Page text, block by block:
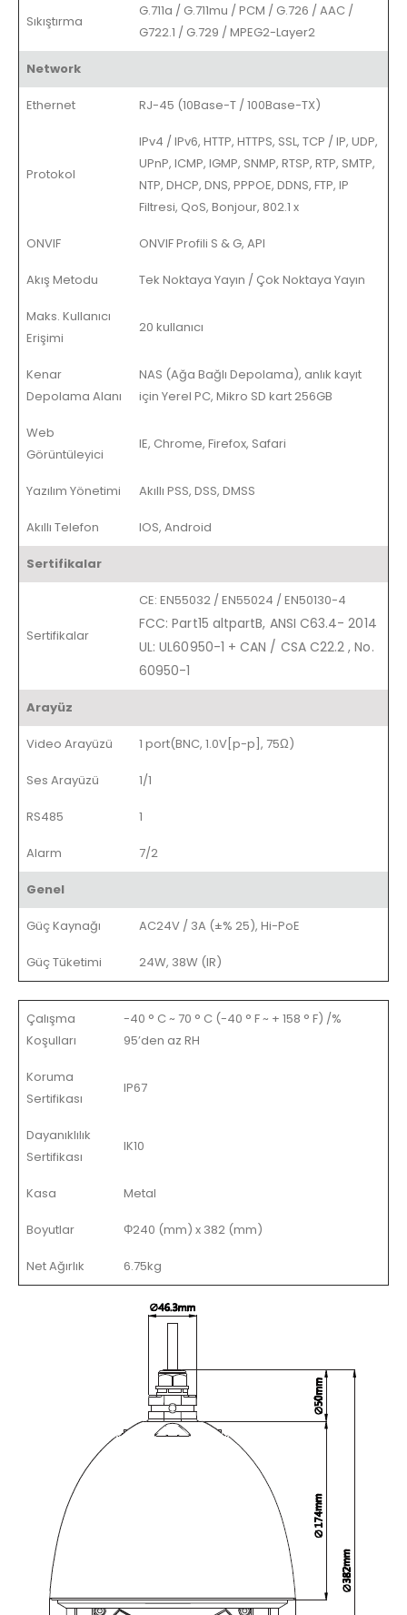
Sıkıştırma
G.711a / G.711mu / PCM / G.726 / AAC /
G722.1 / G.729 / MPEG2-Layer2
Network
Ethernet RJ-45 (10Base-T / 100Base-TX)
Protokol
IPv4 / IPv6, HTTP, HTTPS, SSL, TCP / IP, UDP,
UPnP, ICMP, IGMP, SNMP, RTSP, RTP, SMTP,
NTP, DHCP, DNS, PPPOE, DDNS, FTP, IP
Filtresi, QoS, Bonjour, 802.1 x
ONVIF ONVIF Profili S & G, API
Akış Metodu Tek Noktaya Yayın / Çok Noktaya Yayın
Maks. Kullanıcı
Erişimi
20 kullanıcı
Kenar
Depolama Alanı
NAS (Ağa Bağlı Depolama), anlık kayıt
için Yerel PC, Mikro SD kart 256GB
Web
Görüntüleyici
IE, Chrome, Firefox, Safari
Yazılım Yönetimi Akıllı PSS, DSS, DMSS
Akıllı Telefon IOS, Android
Sertifikalar
Sertifikalar
CE: EN55032 / EN55024 / EN50130-4
FCC: Part15 altpartB, ANSI C63.4- 2014
UL: UL60950-1 + CAN / CSA C22.2,No.
60950-1
Arayüz
Video Arayüzü 1 port(BNC, 1.0V[p-p], 75Ω)
Ses Arayüzü 1/1
RS485 1
Alarm 7/2
Genel
Güç Kaynağı AC24V / 3A (±% 25), Hi-PoE
Güç Tüketimi 24W, 38W (IR)
Çalışma
Koşulları
-40 ° C ~ 70 ° C (-40 ° F ~ + 158 ° F) /%
95’den az RH
Koruma
Sertifikası
IP67
Dayanıklılık
Sertifikası
IK10
Kasa Metal
Boyutlar Φ240 (mm) x 382 (mm)
Net Ağırlık 6.75kg